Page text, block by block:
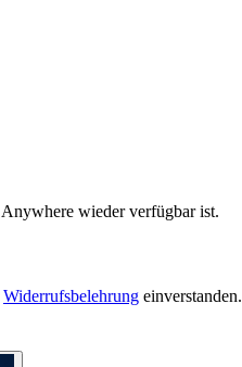
wieder verfügbar ist.
Widerrufsbelehrung einverstanden.